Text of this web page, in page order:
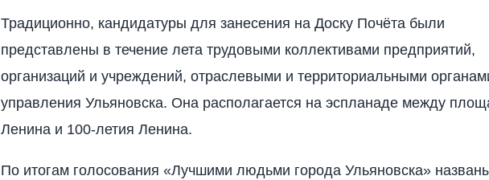
Традиционно, кандидатуры для занесения на Доску Почёта были
представлены в течение лета трудовыми коллективами предприятий,
организаций и учреждений, отраслевыми и территориальными
управления Ульяновска. Она располагается на эспланаде между
Ленина и 100-летия Ленина.
По итогам голосования «Лучшими людьми города Ульяновска»